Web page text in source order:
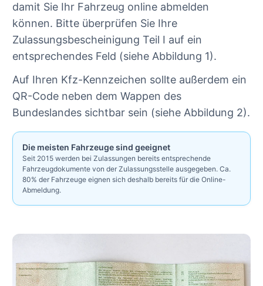
damit Sie Ihr Fahrzeug online abmelden
können. Bitte überprüfen Sie Ihre
Zulassungsbescheinigung Teil I auf ein
entsprechendes Feld (siehe Abbildung 1).
Auf Ihren Kfz-Kennzeichen sollte außerdem ein
QR-Code neben dem Wappen des
Bundeslandes sichtbar sein (siehe Abbildung 2).
Die meisten Fahrzeuge sind geeignet
Seit 2015 werden bei Zulassungen bereits entsprechende
Fahrzeugdokumente von der Zulassungsstelle ausgegeben. Ca.
80% der Fahrzeuge eignen sich deshalb bereits für die Online-
Abmeldung.